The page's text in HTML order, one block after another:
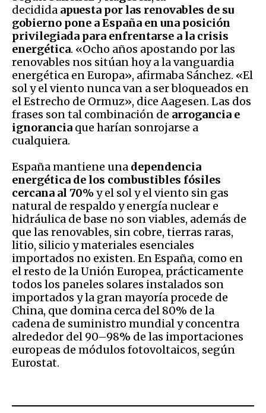
decidida apuesta por las renovables de su
gobierno pone a España en una posición
privilegiada para enfrentarse a la crisis
energética. «Ocho años apostando por las
renovables nos sitúan hoy a la vanguardia
energética en Europa», afirmaba Sánchez. «El
sol y el viento nunca van a ser bloqueados en
el Estrecho de Ormuz», dice Aagesen. Las dos
frases son tal combinación de arrogancia e
ignorancia que harían sonrojarse a
cualquiera.
España mantiene una dependencia
energética de los combustibles fósiles
cercana al 70% y el sol y el viento sin gas
natural de respaldo y energía nuclear e
hidráulica de base no son viables, además de
que las renovables, sin cobre, tierras raras,
litio, silicio y materiales esenciales
importados no existen. En España, como en
el resto de la Unión Europea, prácticamente
todos los paneles solares instalados son
importados y la gran mayoría procede de
China, que domina cerca del 80% de la
cadena de suministro mundial y concentra
alrededor del 90–98% de las importaciones
europeas de módulos fotovoltaicos, según
Eurostat.